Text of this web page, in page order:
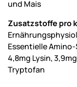
und Mais
Zusatzstoffe pro
Essentielle
4,8mg Lysin,
Tryptofan